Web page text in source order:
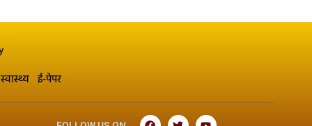
स्वास्थ्य ई-पेपर